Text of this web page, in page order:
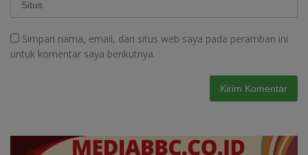
Simpan nama, email, dan situs web saya pada peramban ini
untuk komentar saya berikutnya.